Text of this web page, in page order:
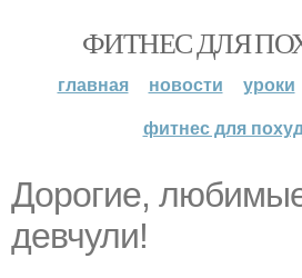
ФИТНЕС ДЛЯ
главная новости уроки
фитнес для
Дорогие,
девчули!